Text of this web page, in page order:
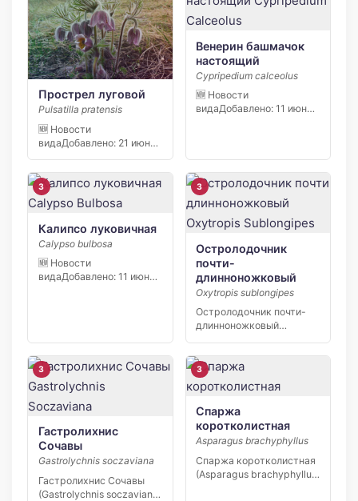
Прострел луговой
Pulsatilla pratensis
🆕 Новости
видаДобавлено: 21 июня
2026 […]
Венерин башмачок
настоящий
Cypripedium calceolus
🆕 Новости
видаДобавлено: 11 июня
3
Калипсо луковичная
Calypso bulbosa
🆕 Новости
видаДобавлено: 11 июня
3
Остролодочник
почти-
длинноножковый
Oxytropis sublongipes
Остролодочник почти-
длинноножковый
узколокальный эндемик
Якутии,…
3
Гастролихнис
Сочавы
Gastrolychnis soczaviana
Гастролихнис Сочавы
(Gastrolychnis soczaviana)
3
Спаржа
коротколистная
Asparagus brachyphyllus
Спаржа коротколистная
(Asparagus brachyphyllus)